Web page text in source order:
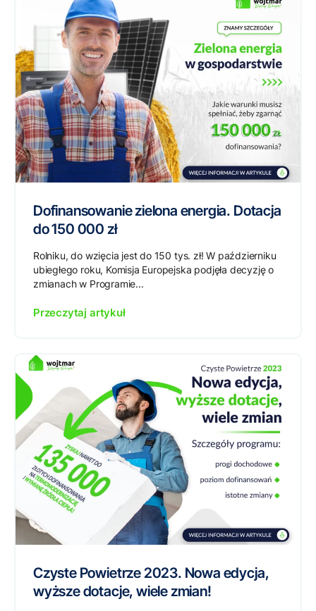
Dofinansowanie zielona energia. Dotacja
do 150 000 zł
Rolniku, do wzięcia jest do 150 tys. zł! W październiku
ubiegłego roku, Komisja Europejska podjęła decyzję o
zmianach w Programie...
Przeczytaj artykuł
Czyste Powietrze 2023. Nowa edycja,
wyższe dotacje, wiele zmian!